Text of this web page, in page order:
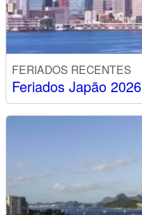
FERIADOS RECENTES
Feriados Japão 2026